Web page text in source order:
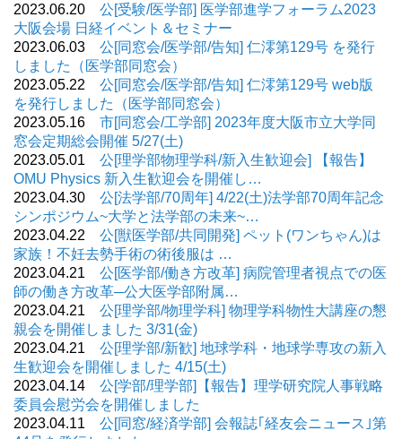
2023.06.20 公[受験/医学部] 医学部進学フォーラム2023
大阪会場 日経イベント＆セミナー
2023.06.03 公[同窓会/医学部/告知] 仁澪第129号 を発行
しました（医学部同窓会）
2023.05.22 公[同窓会/医学部/告知] 仁澪第129号 web版
を発行しました（医学部同窓会）
2023.05.16 市[同窓会/工学部] 2023年度大阪市立大学同
窓会定期総会開催 5/27(土)
2023.05.01 公[理学部物理学科/新入生歓迎会] 【報告】
OMU Physics 新入生歓迎会を開催し…
2023.04.30 公[法学部/70周年] 4/22(土)法学部70周年記念
シンポジウム~大学と法学部の未来~…
2023.04.22 公[獣医学部/共同開発] ペット(ワンちゃん)は
家族！不妊去勢手術の術後服は …
2023.04.21 公[医学部/働き方改革] 病院管理者視点での医
師の働き方改革─公大医学部附属…
2023.04.21 公[理学部/物理学科] 物理学科物性大講座の懇
親会を開催しました 3/31(金)
2023.04.21 公[理学部/新歓] 地球学科・地球学専攻の新入
生歓迎会を開催しました 4/15(土)
2023.04.14 公[学部/理学部]【報告】理学研究院人事戦略
委員会慰労会を開催しました
2023.04.11 公[同窓/経済学部] 会報誌｢経友会ニュース｣第